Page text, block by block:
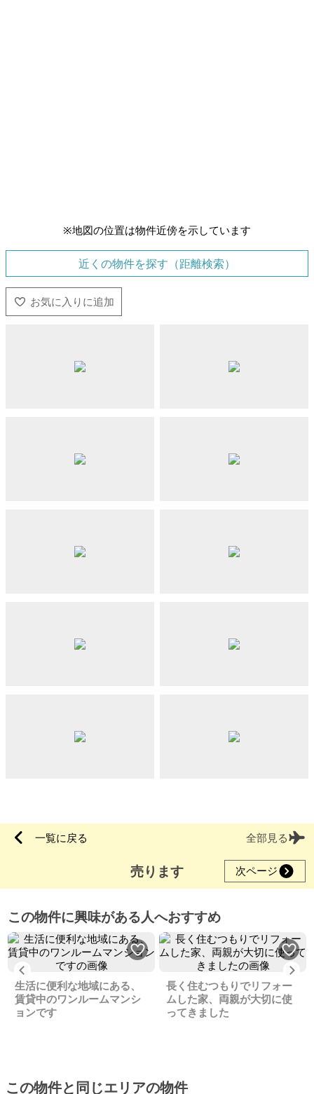
※地図の位置は物件近傍を示しています
近くの物件を探す（距離検索）
一覧に戻る 全部見る
売ります 次ページ
この物件に興味がある人へおすすめ
Previous
生活に便利な地域にある、
賃貸中のワンルームマンシ
ョンです
長く住むつもりでリフォー
ムした家、両親が大切に使
ってきました
この物件と同じエリアの物件